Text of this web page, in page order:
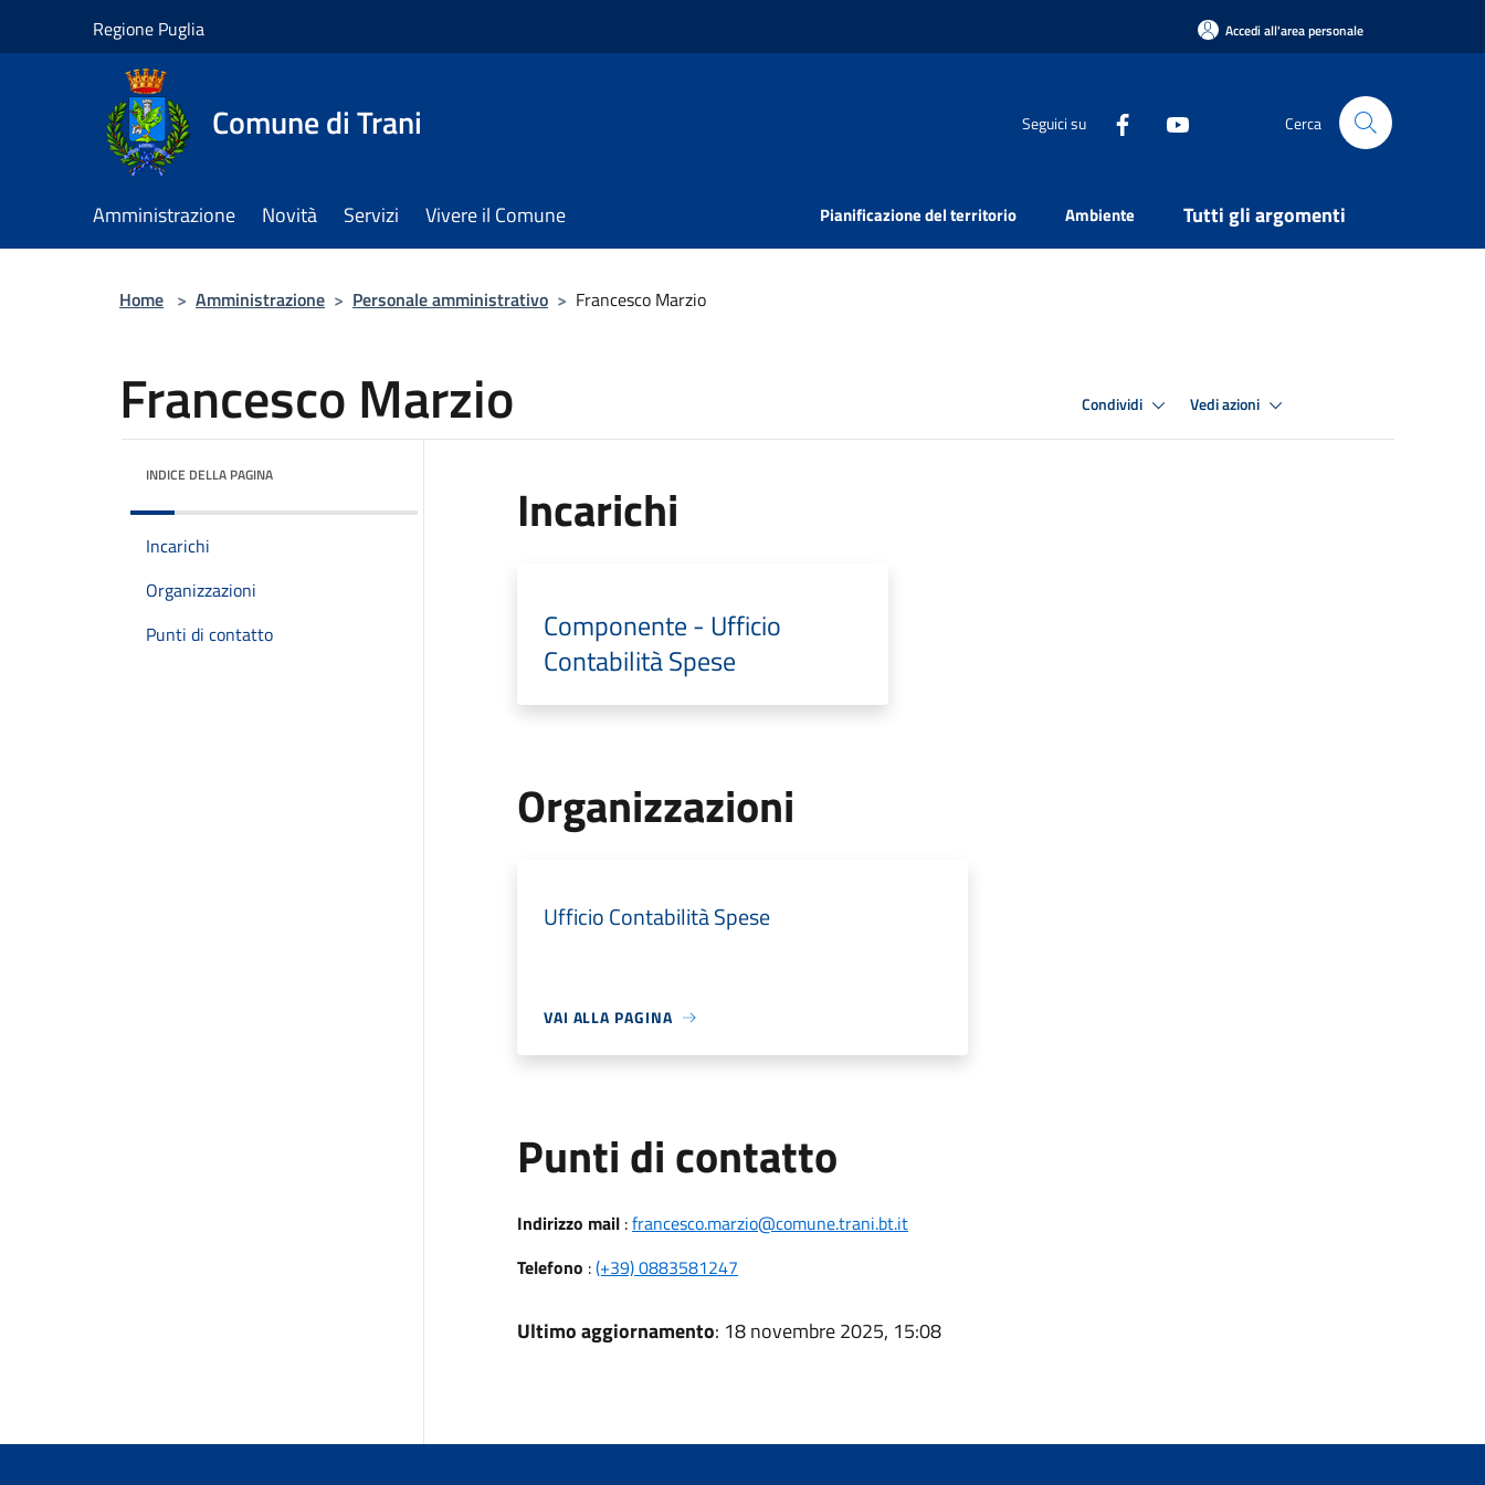
Regione Puglia Accedi all'area personale
Comune di Trani Seguici su Cerca
Amministrazione Novità Servizi Vivere il Comune Pianificazione del territorio Ambiente Tutti gli argomenti
Home > Amministrazione > Personale amministrativo > Francesco Marzio
Francesco Marzio Condividi Vedi azioni
INDICE DELLA PAGINA
Incarichi
Organizzazioni
Punti di contatto
Incarichi
Componente - Ufficio
Contabilità Spese
Organizzazioni
Ufficio Contabilità Spese
VAI ALLA PAGINA
Punti di contatto
Indirizzo mail:francesco.marzio@comune.trani.bt.it
Telefono :(+39) 0883581247
Ultimo aggiornamento: 18 novembre 2025, 15:08